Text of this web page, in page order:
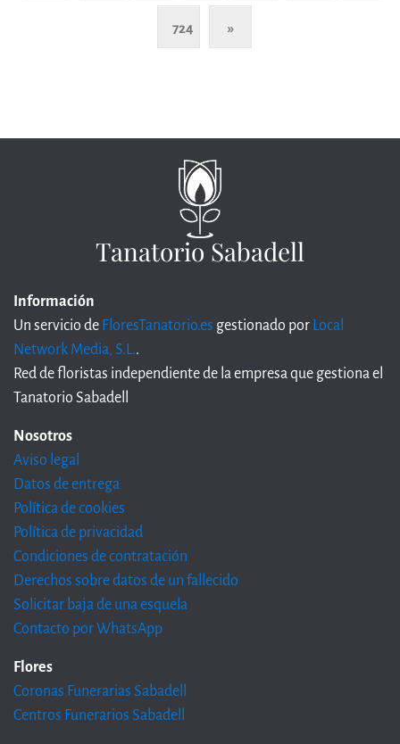
724 »
Tanatorio Sabadell
Información
Un servicio de FloresTanatorio.es gestionado por Local
Network Media, S.L..
Red de floristas independiente de la empresa que gestiona el
Tanatorio Sabadell
Nosotros
Aviso legal
Datos de entrega
Política de cookies
Política de privacidad
Condiciones de contratación
Derechos sobre datos de un fallecido
Solicitar baja de una esquela
Contacto por WhatsApp
Flores
Coronas Funerarias Sabadell
Centros Funerarios Sabadell